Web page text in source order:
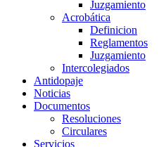
Juzgamiento
Acrobática
Definicion
Reglamentos
Juzgamiento
Intercolegiados
Antidopaje
Noticias
Documentos
Resoluciones
Circulares
Servicios